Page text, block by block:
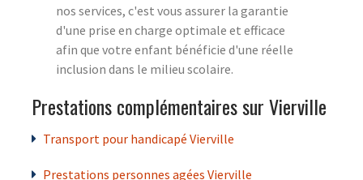
nos services, c'est vous assurer la garantie
d'une prise en charge optimale et efficace
afin que votre enfant bénéficie d'une réelle
inclusion dans le milieu scolaire.
Prestations complémentaires sur Vierville
Transport pour handicapé Vierville
Prestations personnes agées Vierville